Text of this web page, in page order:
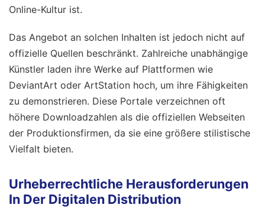
Online-Kultur ist.
Das Angebot an solchen Inhalten ist jedoch nicht auf
offizielle Quellen beschränkt. Zahlreiche unabhängige
Künstler laden ihre Werke auf Plattformen wie
DeviantArt oder ArtStation hoch, um ihre Fähigkeiten
zu demonstrieren. Diese Portale verzeichnen oft
höhere Downloadzahlen als die offiziellen Webseiten
der Produktionsfirmen, da sie eine größere stilistische
Vielfalt bieten.
Urheberrechtliche Herausforderungen
In Der Digitalen Distribution